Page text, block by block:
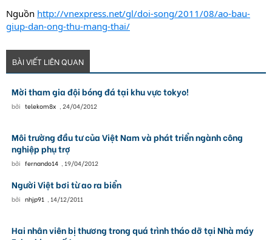
Nguồn http://vnexpress.net/gl/doi-song/2011/08/ao-bau-
giup-dan-ong-thu-mang-thai/
BÀI VIẾT LIÊN QUAN
Mời tham gia đội bóng đá tại khu vực tokyo!
bởi telekom8x , 24/04/2012
Môi trường đầu tư của Việt Nam và phát triển ngành công
nghiệp phụ trợ
bởi fernando14 , 19/04/2012
Người Việt bơi từ ao ra biển
bởi nhjp91 , 14/12/2011
Hai nhân viên bị thương trong quá trình tháo dỡ tại Nhà máy